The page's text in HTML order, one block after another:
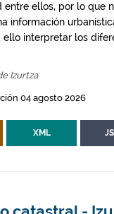
entre ellos, por lo que
información
ello interpretar los
Izurtza
04 agosto 2026
XML